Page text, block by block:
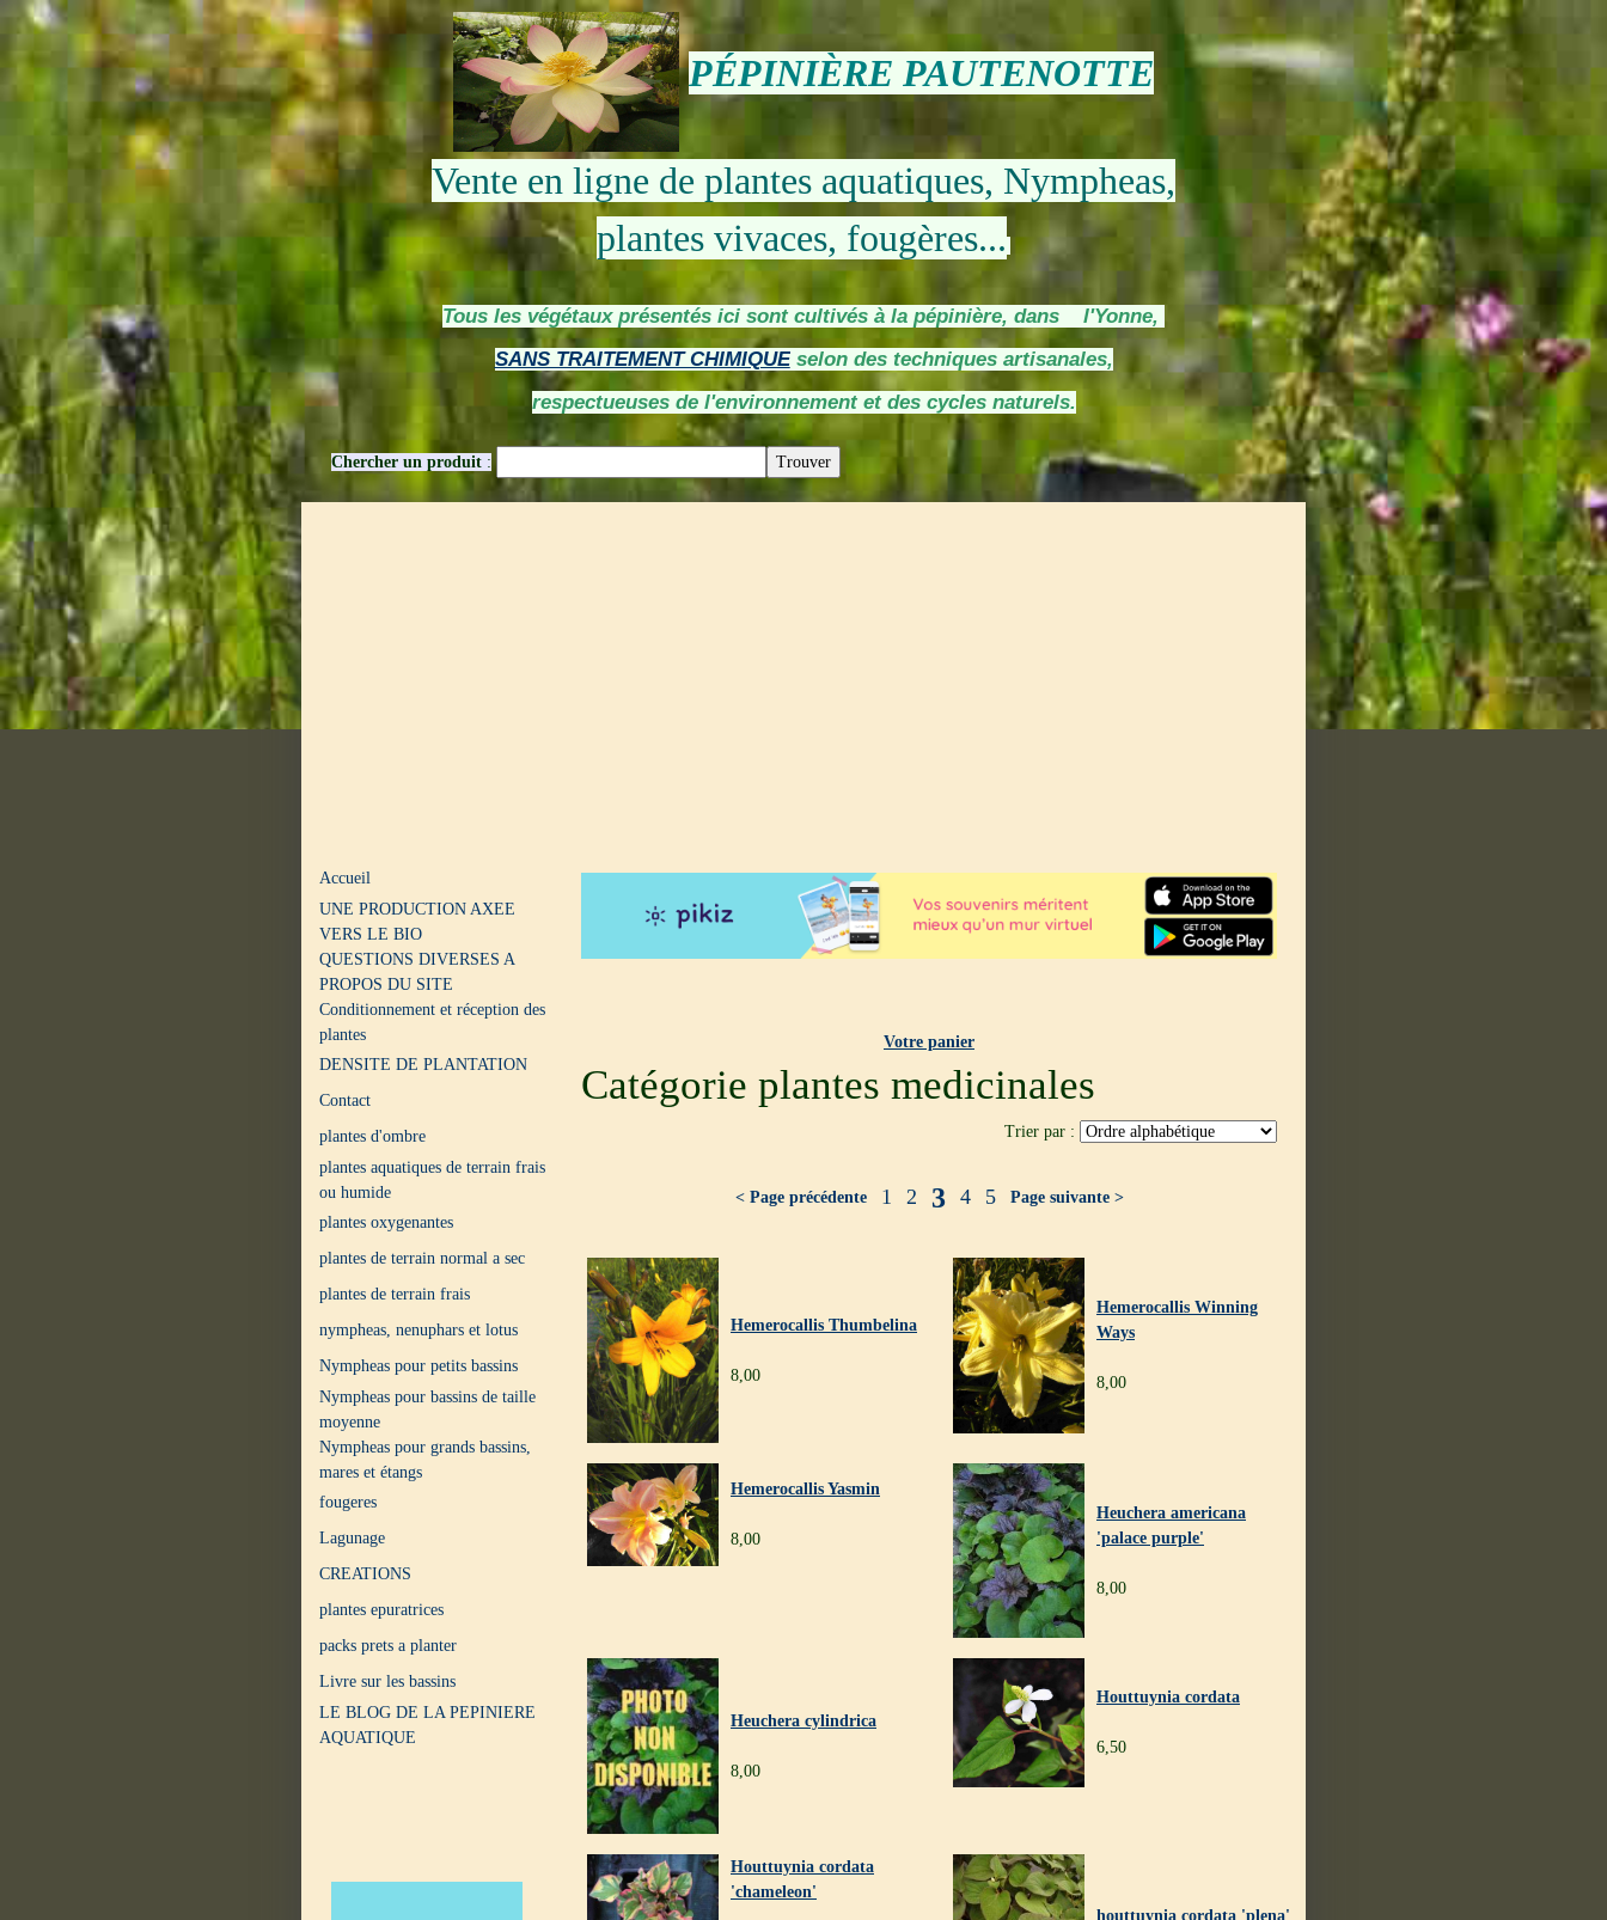
PÉPINIÈRE PAUTENOTTE
Vente en ligne de plantes aquatiques, Nympheas,
plantes vivaces, fougères...
Tous les végétaux présentés ici sont cultivés à la pépinière, dans l'Yonne,
SANS TRAITEMENT CHIMIQUEselon des techniques artisanales,
respectueuses de l'environnement et des cycles naturels.
Chercher un produit :
Accueil
UNE PRODUCTION AXEE
VERS LE BIO
QUESTIONS DIVERSES A
PROPOS DU SITE
Conditionnement et réception des
plantes
DENSITE DE PLANTATION
Contact
plantes d'ombre
plantes aquatiques de terrain frais
ou humide
plantes oxygenantes
plantes de terrain normal a sec
plantes de terrain frais
nympheas, nenuphars et lotus
Nympheas pour petits bassins
Nympheas pour bassins de taille
moyenne
Nympheas pour grands bassins,
mares et étangs
fougeres
Lagunage
CREATIONS
plantes epuratrices
packs prets a planter
Livre sur les bassins
LE BLOG DE LA PEPINIERE
AQUATIQUE
Votre panier
Catégorie plantes medicinales
Trier par :
< Page précédente 1 2 3 4 5 Page suivante >
Hemerocallis Thumbelina
8,00
Hemerocallis Winning
Ways
8,00
Hemerocallis Yasmin
8,00
Heuchera americana
'palace purple'
8,00
Heuchera cylindrica
8,00
Houttuynia cordata
6,50
Houttuynia cordata
'chameleon'
houttuynia cordata 'plena'